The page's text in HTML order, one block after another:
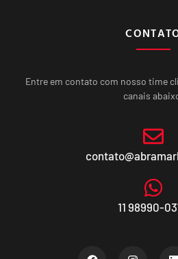
Entre em contato com nosso time
canais
11 98990-